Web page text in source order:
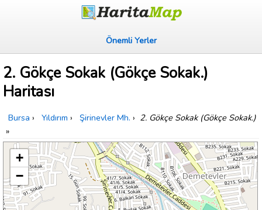
Önemli Yerler
2. Gökçe Sokak (Gökçe Sokak.)
Haritası
Bursa › Yıldırım › Şirinevler Mh. › 2. Gökçe Sokak (Gökçe Sokak.)
»
+
−